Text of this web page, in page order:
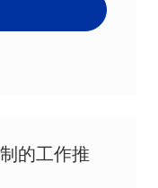
的工作推